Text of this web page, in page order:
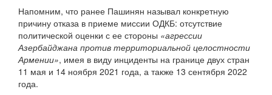
Напомним, что ранее Пашинян называл конкретную
причину отказа в приеме миссии ОДКБ: отсутствие
политической оценки с ее стороны «агрессии
Азербайджана против территориальной целостности
Армении», имея в виду инциденты на границе двух стран
11 мая и 14 ноября 2021 года, а также 13 сентября 2022
года.